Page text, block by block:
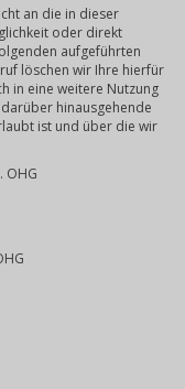
an die in dieser
oder direkt
aufgeführten
löschen wir Ihre hierfür
in eine weitere Nutzung
hinausgehende
ist und über die wir
OHG